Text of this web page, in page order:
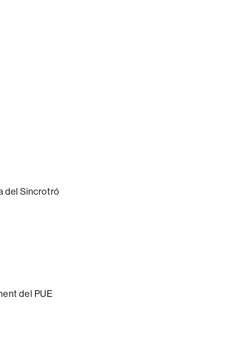
del Sincrotró
del PUE